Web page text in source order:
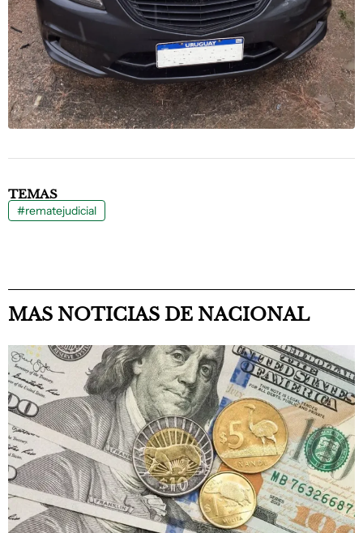
TEMAS
#rematejudicial
MAS NOTICIAS DE NACIONAL